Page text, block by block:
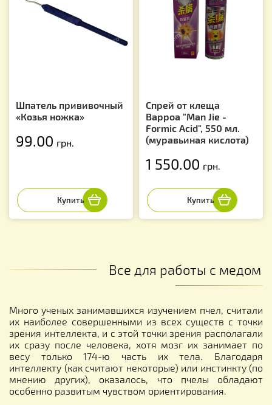
Шпатель прививочный
«Козья ножка»
99.00 грн.
Спрей от клеща
Варроа "Man Jie -
Formic Acid", 550 мл.
(муравьиная кислота)
1 550.00 грн.
Все для работы с медом
Много ученых занимавшихся изучением пчел, считали
их наиболее совершенными из всех существ с точки
зрения интеллекта, и с этой точки зрения располагали
их сразу после человека, хотя мозг их занимает по
весу только 174-ю часть их тела. Благодаря
интеллекту (как считают некоторые) или инстинкту (по
мнению других), оказалось, что пчелы обладают
особенно развитым чувством ориентирования.